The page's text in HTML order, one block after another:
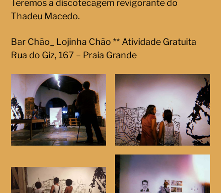
Teremos a discotecagem revigorante do
Thadeu Macedo.
Bar Chão_ Lojinha Chão ** Atividade Gratuita
Rua do Giz, 167 – Praia Grande